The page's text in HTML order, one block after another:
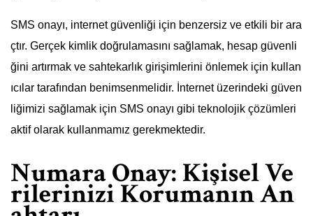
SMS onayı, internet güvenliği için benzersiz ve etkili bir ara
çtır. Gerçek kimlik doğrulamasını sağlamak, hesap güvenli
ğini artırmak ve sahtekarlık girişimlerini önlemek için kullan
ıcılar tarafından benimsenmelidir. İnternet üzerindeki güven
liğimizi sağlamak için SMS onayı gibi teknolojik çözümleri
aktif olarak kullanmamız gerekmektedir.
Numara Onay: Kişisel Ve
rilerinizi Korumanın An